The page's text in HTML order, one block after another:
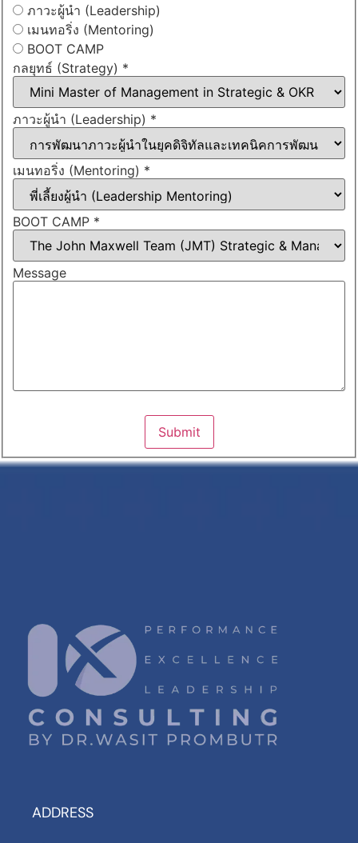
ภาวะผู้นำ (Leadership)
เมนทอริ่ง (Mentoring)
BOOT CAMP
กลยุทธ์ (Strategy) *
ภาวะผู้นำ (Leadership) *
เมนทอริ่ง (Mentoring) *
BOOT CAMP *
Message
Submit
ADDRESS